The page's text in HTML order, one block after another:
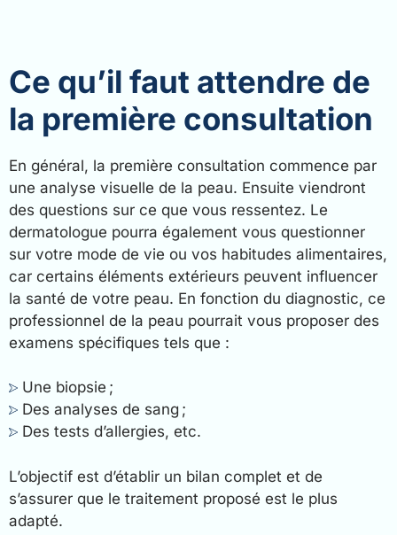
Ce qu’il faut attendre de
la première consultation
En général, la première consultation commence par
une analyse visuelle de la peau. Ensuite viendront
des questions sur ce que vous ressentez. Le
dermatologue pourra également vous questionner
sur votre mode de vie ou vos habitudes alimentaires,
car certains éléments extérieurs peuvent influencer
la santé de votre peau. En fonction du diagnostic, ce
professionnel de la peau pourrait vous proposer des
examens spécifiques tels que :
Une biopsie ;
Des analyses de sang ;
Des tests d’allergies, etc.
L’objectif est d’établir un bilan complet et de
s’assurer que le traitement proposé est le plus
adapté.